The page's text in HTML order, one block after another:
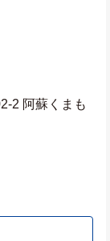
2 阿蘇くまも